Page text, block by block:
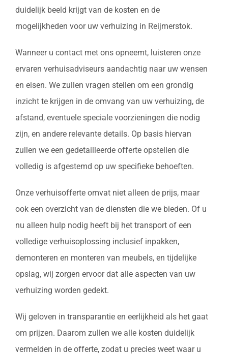
duidelijk beeld krijgt van de kosten en de
mogelijkheden voor uw verhuizing in Reijmerstok.
Wanneer u contact met ons opneemt, luisteren onze
ervaren verhuisadviseurs aandachtig naar uw wensen
en eisen. We zullen vragen stellen om een grondig
inzicht te krijgen in de omvang van uw verhuizing, de
afstand, eventuele speciale voorzieningen die nodig
zijn, en andere relevante details. Op basis hiervan
zullen we een gedetailleerde offerte opstellen die
volledig is afgestemd op uw specifieke behoeften.
Onze verhuisofferte omvat niet alleen de prijs, maar
ook een overzicht van de diensten die we bieden. Of u
nu alleen hulp nodig heeft bij het transport of een
volledige verhuisoplossing inclusief inpakken,
demonteren en monteren van meubels, en tijdelijke
opslag, wij zorgen ervoor dat alle aspecten van uw
verhuizing worden gedekt.
Wij geloven in transparantie en eerlijkheid als het gaat
om prijzen. Daarom zullen we alle kosten duidelijk
vermelden in de offerte, zodat u precies weet waar u